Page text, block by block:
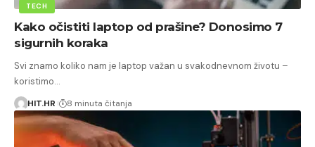
TECH
Kako očistiti laptop od prašine? Donosimo 7
sigurnih koraka
Svi znamo koliko nam je laptop važan u svakodnevnom životu –
koristimo…
HIT.HR 8 minuta čitanja